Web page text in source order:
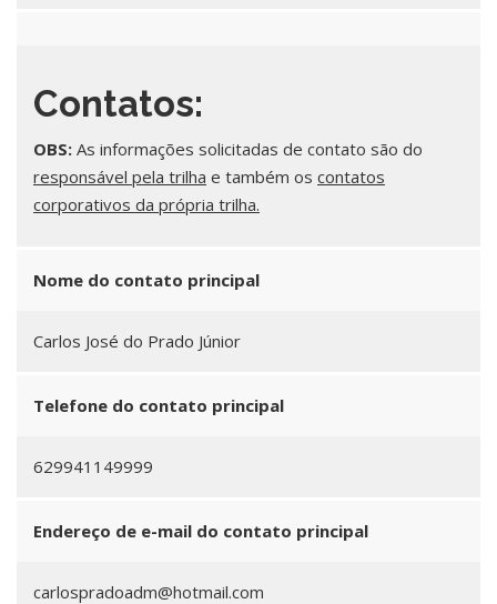
Contatos:
OBS: As informações solicitadas de contato são do
responsável pela trilha e também os contatos
corporativos da própria trilha.
Nome do contato principal
Carlos José do Prado Júnior
Telefone do contato principal
629941149999
Endereço de e-mail do contato principal
carlospradoadm@hotmail.com